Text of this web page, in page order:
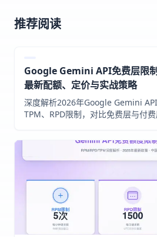
推荐阅读
Google Gemini API免费层限
最新配额、定价与实战策略
深度解析2026年Google Gemini API
TPM、RPD限制，对比免费层与付